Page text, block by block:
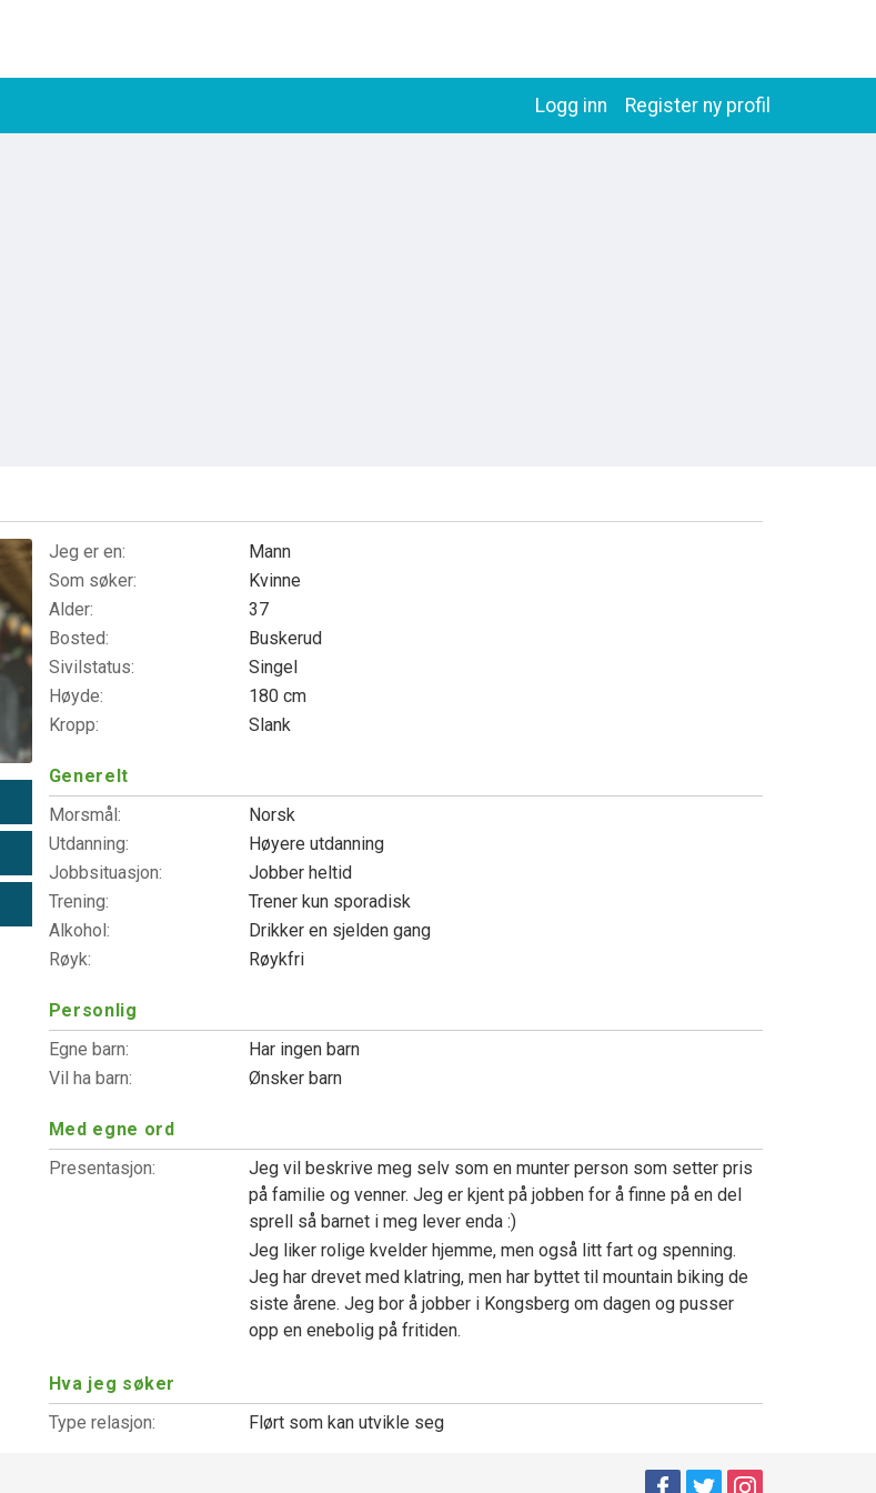
Register ny profil
Logg inn
Jeg er en:
Mann
Som søker:
Kvinne
Alder:
37
Bosted:
Buskerud
Sivilstatus:
Singel
Høyde:
180 cm
Kropp:
Slank
Generelt
Morsmål:
Norsk
Utdanning:
Høyere utdanning
Jobbsituasjon:
Jobber heltid
Trening:
Trener kun sporadisk
Alkohol:
Drikker en sjelden gang
Røyk:
Røykfri
Personlig
Egne barn:
Har ingen barn
Vil ha barn:
Ønsker barn
Med egne ord
Presentasjon:
Jeg vil beskrive meg selv som en munter person som setter pris
på familie og venner. Jeg er kjent på jobben for å finne på en del
sprell så barnet i meg lever enda :)
Jeg liker rolige kvelder hjemme, men også litt fart og spenning.
Jeg har drevet med klatring, men har byttet til mountain biking de
siste årene. Jeg bor å jobber i Kongsberg om dagen og pusser
opp en enebolig på fritiden.
Hva jeg søker
Type relasjon:
Flørt som kan utvikle seg